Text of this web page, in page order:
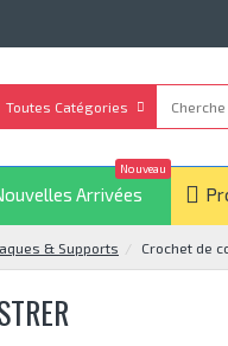
Toutes Catégories
Arrivées
Nouveau
& Supports Crochet de